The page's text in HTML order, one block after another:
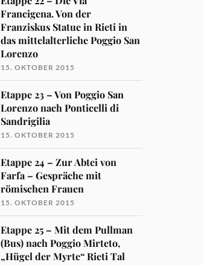
Francigena. Von der
Franziskus Statue in Rieti in
das mittelalterliche Poggio San
Lorenzo
15. OKTOBER 2015
Etappe 23 – Von Poggio San
Lorenzo nach Ponticelli di
Sandrigilia
15. OKTOBER 2015
Etappe 24 – Zur Abtei von
Farfa – Gespräche mit
römischen Frauen
15. OKTOBER 2015
Etappe 25 – Mit dem Pullman
(Bus) nach Poggio Mirteto,
„Hügel der Myrte“ Rieti Tal